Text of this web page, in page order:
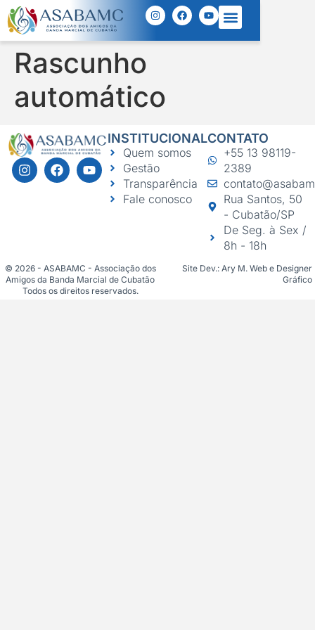
Rascunho
automático
INSTITUCIONAL
Quem somos
Gestão
Transparência
Fale conosco
CONTATO
+55 13 98119-
2389
Rua Santos, 50
- Cubatão/SP
De Seg. à Sex /
8h - 18h
© 2026 - ASABAMC - Associação dos
Amigos da Banda Marcial de Cubatão
Todos os direitos reservados.
Site Dev.: Ary M. Web e Designer
Gráfico